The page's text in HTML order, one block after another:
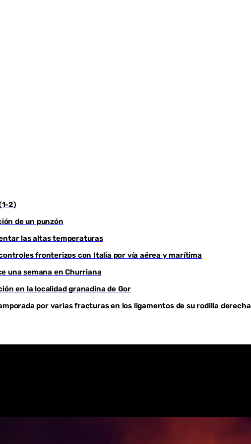
Youtube
2)
de un punzón
las altas temperaturas
fronterizos con Italia por vía aérea y marítima
una semana en Churriana
en la localidad granadina de Gor
por varias fracturas en los ligamentos de su rodilla derecha